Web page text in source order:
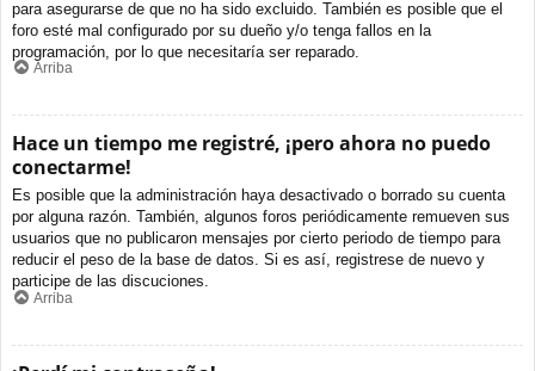
para asegurarse de que no ha sido excluido. También es posible que el
foro esté mal configurado por su dueño y/o tenga fallos en la
programación, por lo que necesitaría ser reparado.
Arriba
Hace un tiempo me registré, ¡pero ahora no puedo
conectarme!
Es posible que la administración haya desactivado o borrado su cuenta
por alguna razón. También, algunos foros periódicamente remueven sus
usuarios que no publicaron mensajes por cierto periodo de tiempo para
reducir el peso de la base de datos. Si es así, registrese de nuevo y
participe de las discuciones.
Arriba